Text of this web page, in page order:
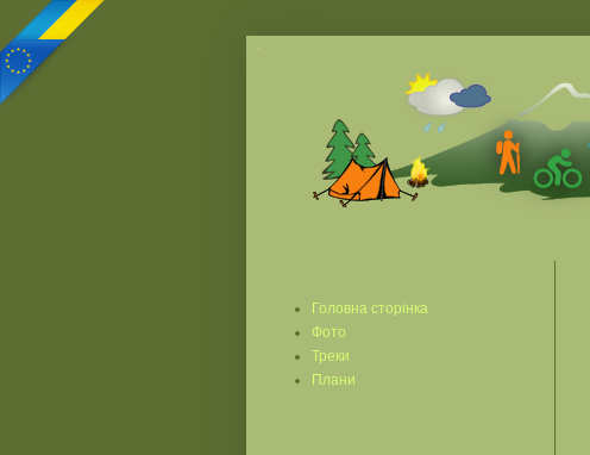
Головна сторінка
Фото
Треки
Плани